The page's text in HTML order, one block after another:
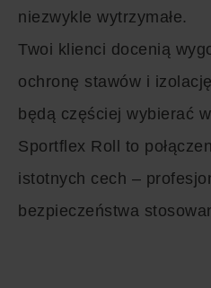
niezwykle wytrzymałe.
Twoi klienci docenią
ochronę stawów i
będą częściej wybierać
Sportflex Roll to
istotnych cech –
bezpieczeństwa